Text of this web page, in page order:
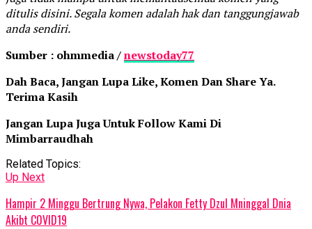
ditulis disini. Segala komen adalah hak dan tanggungjawab
anda sendiri.
Sumber : ohmmedia /newstoday77
Dah Baca, Jangan Lupa Like, Komen Dan Share Ya.
Terima Kasih
Jangan Lupa Juga Untuk Follow Kami Di
Mimbarraudhah
Related Topics:
Up Next
Hampir 2 Minggu Bertrung Nywa, PeIakon Fetty Dzul MninggaI Dnia
Akibt C0VlD19